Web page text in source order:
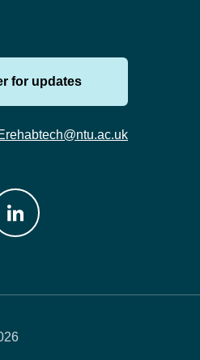
for updates
Join us on: LinkedIn